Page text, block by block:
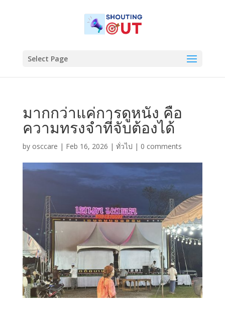
Select Page
มากกว่าแค่การดูหนัง คือ
ความทรงจำที่จับต้องได้
by osccare | Feb 16, 2026 | ทั่วไป | 0 comments